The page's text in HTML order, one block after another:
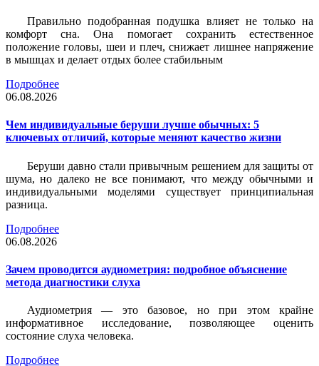
Правильно подобранная подушка влияет не только на
комфорт сна. Она помогает сохранить естественное
положение головы, шеи и плеч, снижает лишнее напряжение
в мышцах и делает отдых более стабильным
Подробнее
06.08.2026
Чем индивидуальные беруши лучше обычных: 5
ключевых отличий, которые меняют качество жизни
Беруши давно стали привычным решением для защиты от
шума, но далеко не все понимают, что между обычными и
индивидуальными моделями существует принципиальная
разница.
Подробнее
06.08.2026
Зачем проводится аудиометрия: подробное объяснение
метода диагностики слуха
Аудиометрия — это базовое, но при этом крайне
информативное исследование, позволяющее оценить
состояние слуха человека.
Подробнее